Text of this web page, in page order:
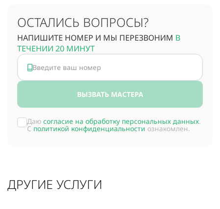
ОСТАЛИСЬ ВОПРОСЫ?
НАПИШИТЕ НОМЕР И МЫ ПЕРЕЗВОНИМ В
ТЕЧЕНИИ 20 МИНУТ
ВЫЗВАТЬ МАСТЕРА
Даю согласие на обработку персональных данных.
С политикой конфиденциальности ознакомлен.
ДРУГИЕ УСЛУГИ